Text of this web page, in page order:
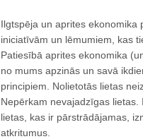
Ilgtspēja un aprites ekonomika
iniciatīvām un lēmumiem, kas
Patiesībā aprites ekonomika
no mums apzinās un savā
principiem. Nolietotās lietas
Nepērkam nevajadzīgas
lietas, kas ir pārstrādājamas,
atkritumus.